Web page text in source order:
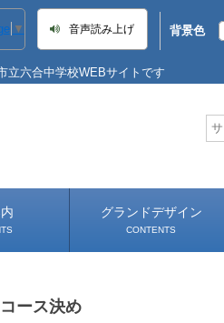
▼ 音声読み上げ 背景色
立六合中学校WEBサイトです
グランドデザイン
CONTENTS
ース決め